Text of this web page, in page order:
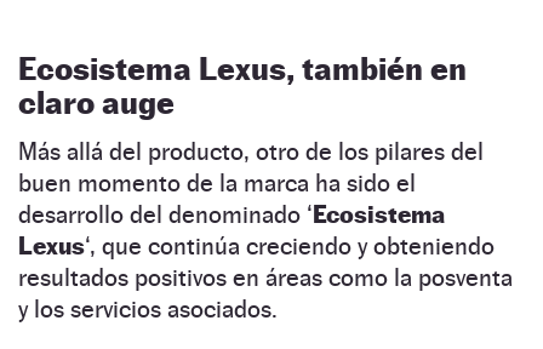
Ecosistema Lexus, también en
claro auge
Más allá del producto, otro de los pilares del
buen momento de la marca ha sido el
desarrollo del denominado ‘Ecosistema
Lexus‘, que continúa creciendo y obteniendo
resultados positivos en áreas como la posventa
y los servicios asociados.